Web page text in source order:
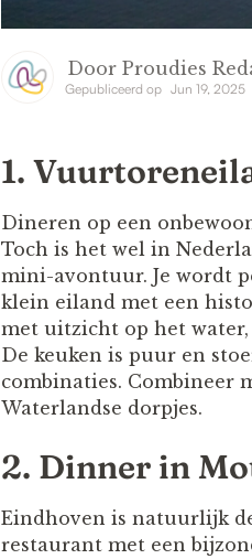
Door Proudies
Gepubliceerd op Jun 19, 2025
1.
Dineren op een
Toch is het wel in
mini-avontuur. Je wordt
klein eiland met een
met uitzicht op het
De keuken is puur en
combinaties. Combineer
Waterlandse dorpjes.
2. Dinner in
Eindhoven is natuurlijk
restaurant met een